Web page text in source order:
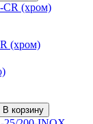
(хром)
В корзину